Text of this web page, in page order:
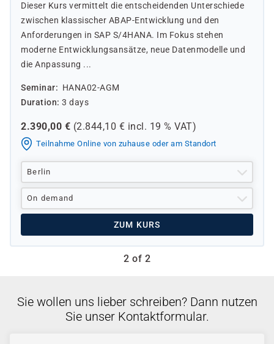
Dieser Kurs vermittelt die entscheidenden Unterschiede
zwischen klassischer ABAP-Entwicklung und den
Anforderungen in SAP S/4HANA. Im Fokus stehen
moderne Entwicklungsansätze, neue Datenmodelle und
die Anpassung ...
Seminar
HANA02-AGM
Duration 3 days
2.390,00 € (2.844,10 € incl. 19 % VAT)
Teilnahme Online von zuhause oder am Standort
Berlin
On demand
ZUM KURS
2 of 2
Sie wollen uns lieber schreiben? Dann nutzen
Sie unser Kontaktformular.